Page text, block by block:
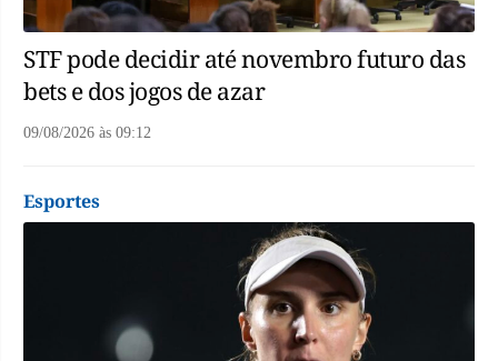
STF pode decidir até novembro futuro das
bets e dos jogos de azar
09/08/2026 às 09:12
Esportes